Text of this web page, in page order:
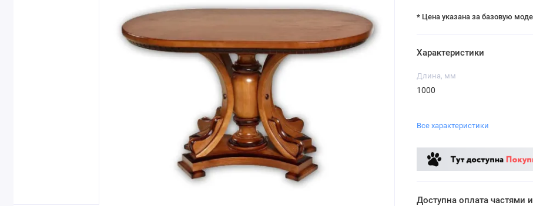
* Цена указана за базовую
Характеристики
Длина, мм
1000
Все характеристики
Доступна оплата частями